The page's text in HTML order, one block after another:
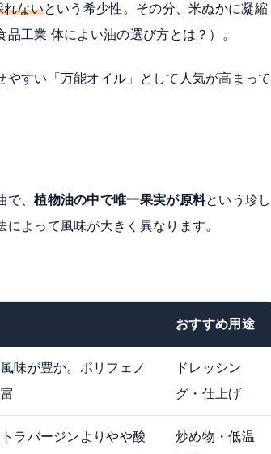
れないという希少性。その分、米ぬかに凝縮
品工業 体によい油の選び方とは？ ）。
すい「万能オイル」として人気が高まって
で、植物油の中で唯一果実が原料という珍し
よって風味が大きく異なります。
おすすめ用途
味が豊か。ポリフェノ
ドレッシン
グ・仕上げ
ラバージンよりやや酸
炒め物・低温